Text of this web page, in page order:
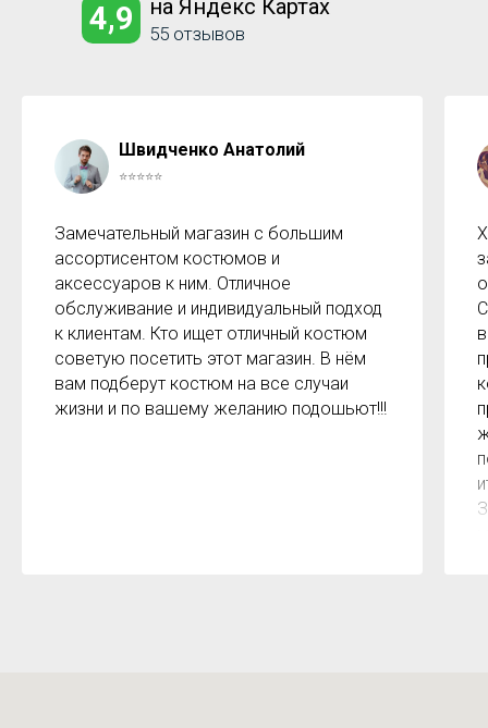
55 отзывов
на Яндекс Картах
4,9
Швидченко Анатолий
⭐⭐⭐⭐⭐
Замечательный магазин с большим
ассортисентом костюмов и
аксессуаров к ним. Отличное
обслуживание и индивидуальный подход
к клиентам. Кто ищет отличный костюм
советую посетить этот магазин. В нём
вам подберут костюм на все случаи
жизни и по вашему желанию подошьют!!!